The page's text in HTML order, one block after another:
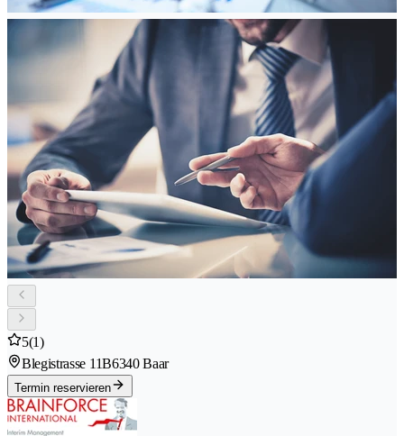
5(1)
Blegistrasse 11B6340 Baar
Termin reservieren